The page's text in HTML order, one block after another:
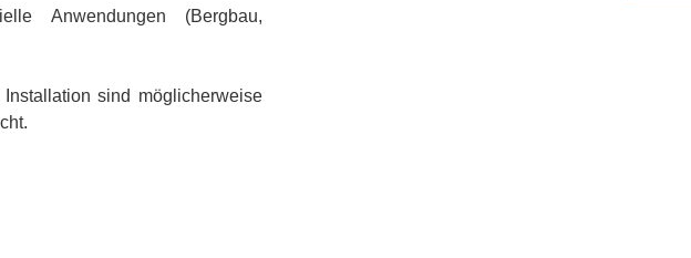
Anwendungen (Bergbau,
sind möglicherweise